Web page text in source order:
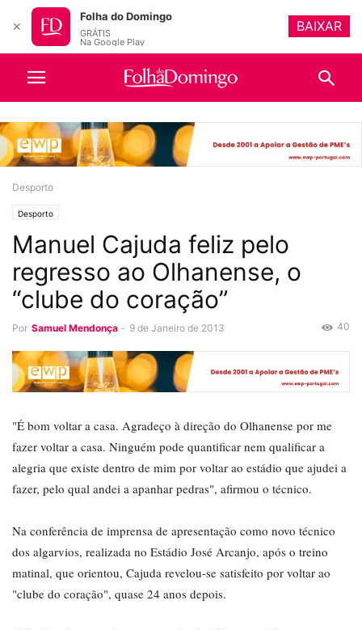
Desporto
Desporto
Manuel Cajuda feliz pelo
regresso ao Olhanense, o
“clube do coração”
Por Samuel Mendonça - 9 de Janeiro de 2013 40
"É bom voltar a casa. Agradeço à direção do Olhanense por me
fazer voltar a casa. Ninguém pode quantificar nem qualificar a
alegria que existe dentro de mim por voltar ao estádio que ajudei a
fazer, pelo qual andei a apanhar pedras", afirmou o técnico.
Na conferência de imprensa de apresentação como novo técnico
dos algarvios, realizada no Estádio José Arcanjo, após o treino
matinal, que orientou, Cajuda revelou-se satisfeito por voltar ao
"clube do coração", quase 24 anos depois.
✕
Folha do Domingo
GRÁTIS
Na Google Play
BAIXAR